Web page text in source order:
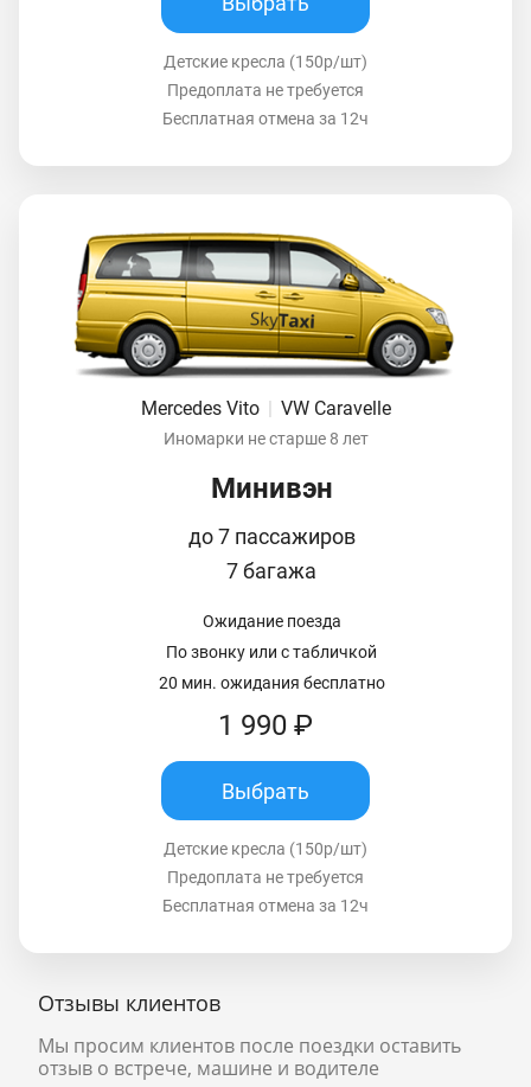
Детские кресла (150р/шт)
Предоплата не требуется
Бесплатная отмена за 12ч
Mercedes Vito VW Caravelle
Иномарки не старше 8 лет
Минивэн
до 7 пассажиров
7 багажа
Ожидание поезда
По звонку или с табличкой
20 мин. ожидания бесплатно
1 990 ₽
Выбрать
Детские кресла (150р/шт)
Предоплата не требуется
Бесплатная отмена за 12ч
Отзывы клиентов
Мы просим клиентов после поездки оставить
отзыв о встрече, машине и водителе